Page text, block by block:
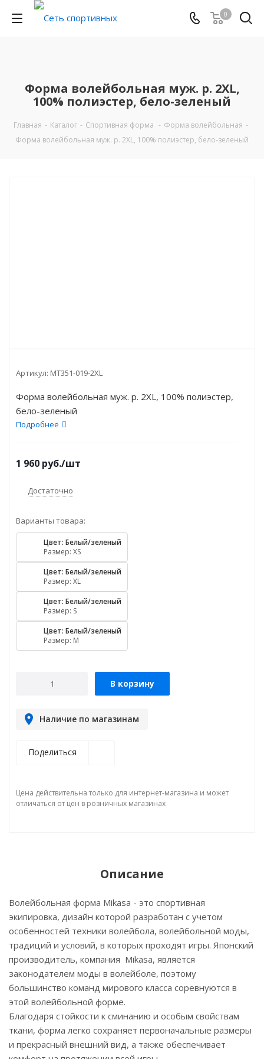
0
Форма волейбольная муж. р. 2XL,
100% полиэстер, бело-зеленый
Главная - Каталог - Спортивная форма - Форма волейбольная -
Форма волейбольная муж. р. 2XL, 100% полиэстер, бело-зеленый
Артикул: MT351-019-2XL
Форма волейбольная муж. р. 2XL, 100% полиэстер,
бело-зеленый
Подробнее
1 960 руб./шт
Достаточно
Варианты товара:
Цвет: Белый/зеленый
Размер: XS
Цвет: Белый/зеленый
Размер: XL
Цвет: Белый/зеленый
Размер: S
Цвет: Белый/зеленый
Размер: M
В корзину
Наличие по магазинам
Поделиться
Цена действительна только для интернет-магазина и может
отличаться от цен в розничных магазинах
Описание
Волейбольная форма Mikasa - это спортивная
экипировка, дизайн которой разработан с учетом
особенностей техники волейбола, волейбольной моды,
традиций и условий, в которых проходят игры. Японский
производитель, компания Mikasa, является
законодателем моды в волейболе, поэтому
большинство команд мирового класса соревнуются в
этой волейбольной форме.
Благодаря стойкости к сминанию и особым свойствам
ткани, форма легко сохраняет первоначальные размеры
и прекрасный внешний вид, а также обеспечивает